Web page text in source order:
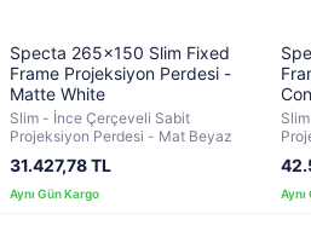
Specta 265x150 Slim Fixed
Frame Projeksiyon Perdesi -
Matte White
Slim - İnce Çerçeveli Sabit
Projeksiyon Perdesi - Mat Beyaz
31.427,78 TL